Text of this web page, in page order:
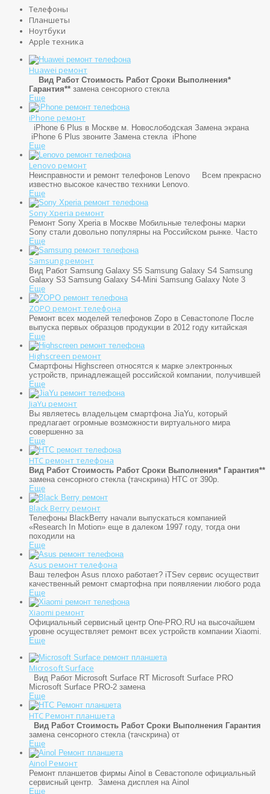
Телефоны
Планшеты
Ноутбуки
Apple техника
Huawei ремонт
Вид Работ Стоимость Работ Сроки Выполнения*
Гарантия** замена сенсорного стекла
Еще
iPhone ремонт
iPhone 6 Plus в Москве м. Новослободская Замена экрана
iPhone 6 Plus звоните Замена стекла iPhone
Еще
Lenovo ремонт
Неисправности и ремонт телефонов Lenovo Всем прекрасно
известно высокое качество техники Lenovo.
Еще
Sony Xperia ремонт
Ремонт Sony Xperia в Москве Мобильные телефоны марки
Sony стали довольно популярны на Российском рынке. Часто
Еще
Samsung ремонт
Вид Работ Samsung Galaxy S5 Samsung Galaxy S4 Samsung
Galaxy S3 Samsung Galaxy S4-Mini Samsung Galaxy Note 3
Еще
ZOPO ремонт телефона
Ремонт всех моделей телефонов Zopo в Севастополе После
выпуска первых образцов продукции в 2012 году китайская
Еще
Highscreen ремонт
Смартфоны Highscreen относятся к марке электронных
устройств, принадлежащей российской компании, получившей
Еще
JiaYu ремонт
Вы являетесь владельцем смартфона JiaYu, который
предлагает огромные возможности виртуального мира
совершенно за
Еще
HTC ремонт телефона
Вид Работ Стоимость Работ Сроки Выполнения* Гарантия**
замена сенсорного стекла (тачскрина) HTC от 390р.
Еще
Black Berry ремонт
Телефоны BlackBerry начали выпускаться компанией
«Research In Motion» еще в далеком 1997 году, тогда они
походили на
Еще
Asus ремонт телефона
Ваш телефон Asus плохо работает? iTSev сервис осуществит
качественный ремонт смартофна при появляении любого рода
Еще
Xiaomi ремонт
Официальный сервисный центр One-PRO.RU на высочайшем
уровне осуществляет ремонт всех устройств компании Xiaomi.
Еще
Microsoft Surface
Вид Работ Microsoft Surface RT Microsoft Surface PRO
Microsoft Surface PRO-2 замена
Еще
HTC Ремонт планшета
Вид Работ Стоимость Работ Сроки Выполнения Гарантия
замена сенсорного стекла (тачскрина) от
Еще
Ainol Ремонт
Ремонт планшетов фирмы Ainol в Севастополе официальный
сервисный центр. Замена дисплея на Ainol
Еще